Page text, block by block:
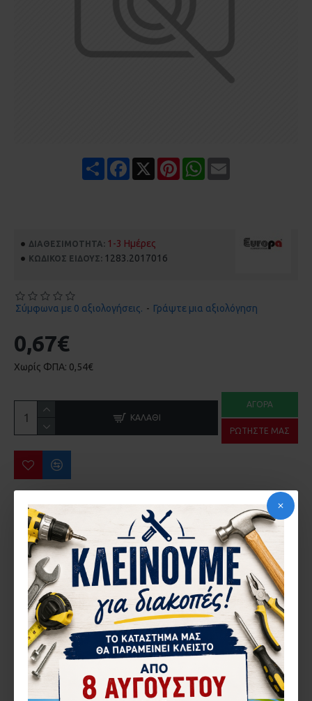
Share Facebook PinterestWhatsApp
ΔΙΑΘΕΣΙΜΌΤΗΤΑ: 1-3 Ημέρες
ΚΩΔΙΚΌΣ ΕΊΔΟΥΣ: 1283.2017016
Σύμφωνα με 0 αξιολογήσεις. - Γράψτε μια αξιολόγηση
0,67€
Χωρίς ΦΠΑ: 0,54€
ΚΑΛΆΘΙ
ΑΓΟΡΆ
ΡΩΤΉΣΤΕ ΜΑΣ
ΠΕΡΙΣΣΌΤΕΡΑ ΑΠΌ ΤΗΝ ΙΔΙΑ ΜΆΡΚΑ
ΑΜΟΡΤΙΣΕΡ EUROPA 2000 KAI 100 ΣΤΟΠΕΡ 181.4 20-20-007
0,06€ 0,58€
ΠΕΡΙΓΡΑ΄ΦΉ